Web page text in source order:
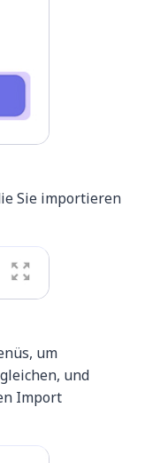
Sie importieren
um
und
Import